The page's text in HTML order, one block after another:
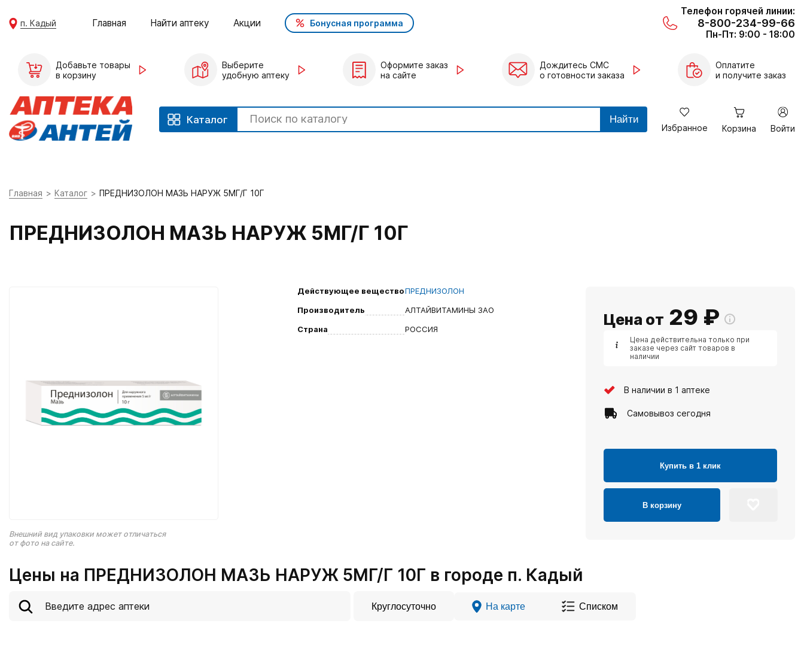
п. Кадый Главная Найти аптеку Акции Бонусная программа
Телефон горячей линии:
8-800-234-99-66
Пн-Пт: 9:00 - 18:00
Добавьте товары
в корзину
Выберите
удобную аптеку
Оформите заказ
на сайте
Дождитесь СМС
о готовности заказа
Оплатите
и получите заказ
Каталог Найти
Избранное Корзина Войти
Главная Каталог ПРЕДНИЗОЛОН МАЗЬ НАРУЖ 5МГ/Г 10Г
ПРЕДНИЗОЛОН МАЗЬ НАРУЖ 5МГ/Г 10Г
Внешний вид упаковки может отличаться
от фото на сайте.
Действующее веществоПРЕДНИЗОЛОН
Производитель
АЛТАЙВИТАМИНЫ ЗАО
Страна
РОССИЯ
Цена от 29 ₽
Цена действительна только при
заказе через сайт товаров в
наличии
В наличии в 1 аптеке
Самовывоз сегодня
Купить в 1 клик
В корзину
Цены на ПРЕДНИЗОЛОН МАЗЬ НАРУЖ 5МГ/Г 10Г в городе п. Кадый
Круглосуточно На карте Списком